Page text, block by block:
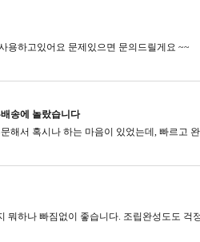
용하고있어요 문제있으면 문의드릴게요 ~~
송에 놀랐습니다
뭐하나 빠짐없이 좋습니다. 조립완성도도 걱